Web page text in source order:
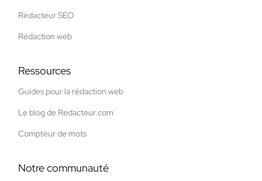
Rédacteur SEO
Rédaction web
Ressources
Guides pour la rédaction web
Le blog de Redacteur.com
Compteur de mots
Notre communauté